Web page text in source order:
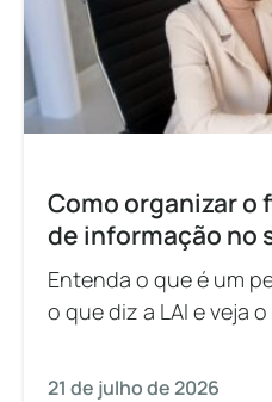
Como organizar o
de informação no
Entenda o que é um
o que diz a LAI e veja
21 de julho de 2026